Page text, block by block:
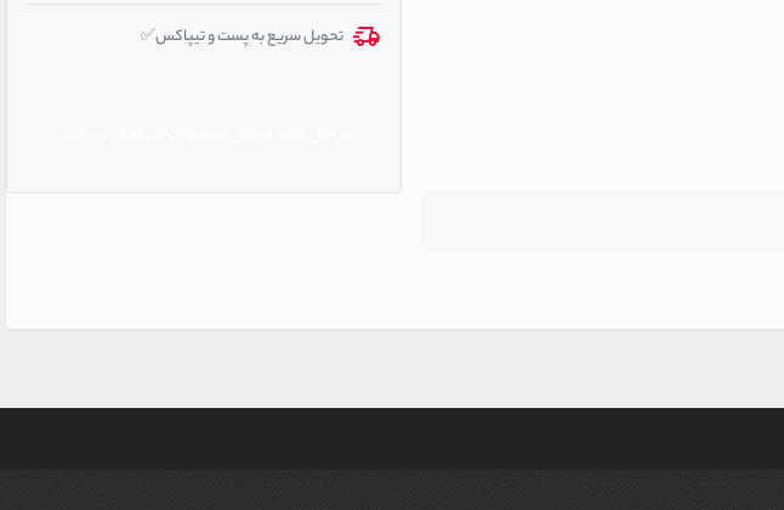
تحویل سریع به پست و تیپاکس✅